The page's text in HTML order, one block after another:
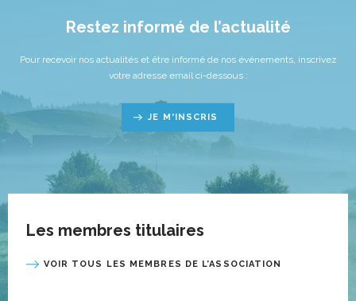
Restez informé de l’actualité
Pour recevoir nos actualités et être informé de nos événements, inscrivez
votre adresse email ci-dessous :
JE M'INSCRIS
Les membres titulaires
VOIR TOUS LES MEMBRES DE L’ASSOCIATION